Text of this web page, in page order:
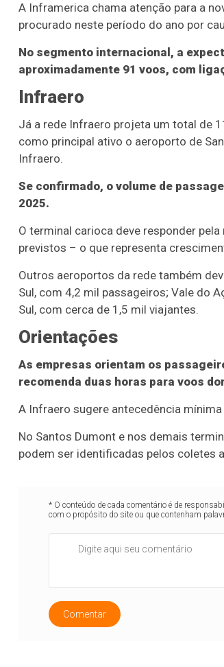
A Inframerica chama atenção para a
procurado neste período do ano por
No segmento internacional, a
aproximadamente 91 voos, com
Infraero
Já a rede Infraero projeta um total de
como principal ativo o aeroporto de
Infraero.
Se confirmado, o volume de
2025.
O terminal carioca deve responder
previstos – o que representa
Outros aeroportos da rede também
Sul, com 4,2 mil passageiros; Vale do
Sul, com cerca de 1,5 mil viajantes.
Orientações
As empresas orientam os
recomenda duas horas para voos
A Infraero sugere antecedência
No Santos Dumont e nos demais
podem ser identificadas pelos coletes
* O conteúdo de cada comentário é de
com o propósito do site ou que contenham
Comentar